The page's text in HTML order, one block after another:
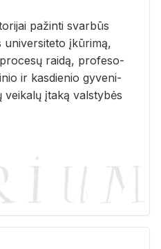
pa­žin­ti svar­būs
uni­ver­si­te­to įkū­ri­mą,
rai­dą, pro­fe­so­
ir kas­die­nio gy­ve­ni­
įta­ką vals­ty­bės